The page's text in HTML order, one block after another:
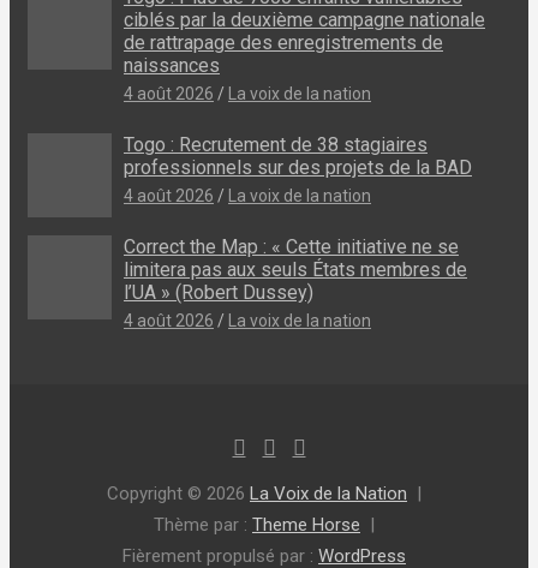
ciblés par la deuxième campagne nationale
de rattrapage des enregistrements de
naissances
4 août 2026 La voix de la nation
Togo : Recrutement de 38 stagiaires
professionnels sur des projets de la BAD
4 août 2026 La voix de la nation
Correct the Map : « Cette initiative ne se
limitera pas aux seuls États membres de
l’UA » (Robert Dussey)
4 août 2026 La voix de la nation
Copyright © 2026 La Voix de la Nation
Thème par : Theme Horse
Fièrement propulsé par : WordPress